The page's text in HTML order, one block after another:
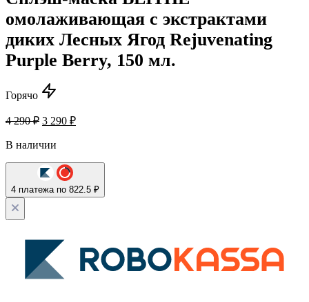
омолаживающая с экстрактами
диких Лесных Ягод Rejuvenating
Purple Berry, 150 мл.
Горячо
4 290₽ 3 290 ₽
В наличии
4 платежа по 822.5 ₽